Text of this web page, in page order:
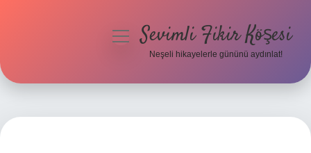
menüyüSevimli Fikir Köşesi
Neşeli hikayelerle gününü aydınlat!